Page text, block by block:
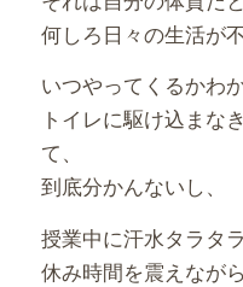
何しろ日々の生活が
いつやってくるかわ
トイレに駆け込まな
て、
到底分かんないし、
授業中に汗水タラタ
休み時間を震えなが